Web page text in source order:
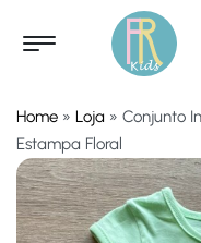
Home » Loja » Conjunto
Estampa Floral